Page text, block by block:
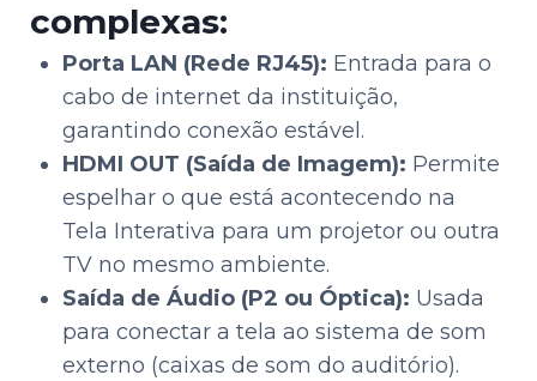
complexas:
Porta LAN (Rede RJ45): Entrada para o
cabo de internet da instituição,
garantindo conexão estável.
HDMI OUT (Saída de Imagem): Permite
espelhar o que está acontecendo na
Tela Interativa para um projetor ou outra
TV no mesmo ambiente.
Saída de Áudio (P2 ou Óptica): Usada
para conectar a tela ao sistema de som
externo (caixas de som do auditório).